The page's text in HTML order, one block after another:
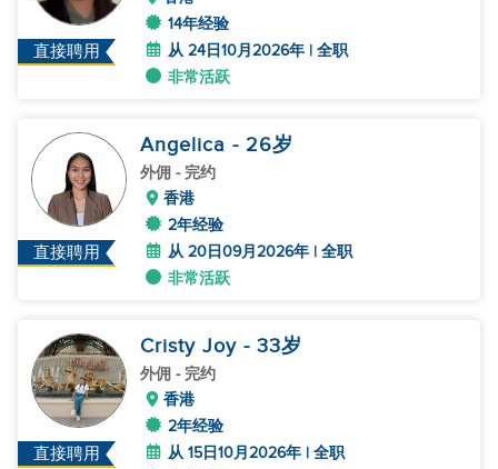
直接聘用
14年经验
从 24日10月2026年 | 全职
非常活跃
直接聘用
Angelica - 26岁
外佣 - 完约
香港
2年经验
从 20日09月2026年 | 全职
非常活跃
直接聘用
Cristy Joy - 33岁
外佣 - 完约
香港
2年经验
从 15日10月2026年 | 全职